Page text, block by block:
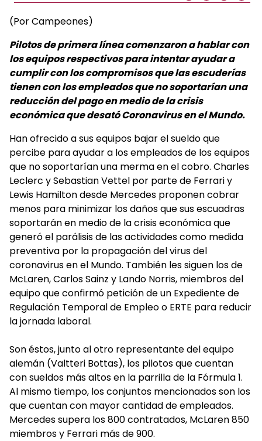
(Por Campeones)
Pilotos de primera línea comenzaron a hablar con
los equipos respectivos para intentar ayudar a
cumplir con los compromisos que las escuderías
tienen con los empleados que no soportarían una
reducción del pago en medio de la crisis
económica que desató Coronavirus en el Mundo.
Han ofrecido a sus equipos bajar el sueldo que
percibe para ayudar a los empleados de los equipos
que no soportarían una merma en el cobro. Charles
Leclerc y Sebastian Vettel por parte de Ferrari y
Lewis Hamilton desde Mercedes proponen cobrar
menos para minimizar los daños que sus escuadras
soportarán en medio de la crisis económica que
generó el parálisis de las actividades como medida
preventiva por la propagación del virus del
coronavirus en el Mundo. También les siguen los de
McLaren, Carlos Sainz y Lando Norris, miembros del
equipo que confirmó petición de un Expediente de
Regulación Temporal de Empleo o ERTE para reducir
la jornada laboral.
Son éstos, junto al otro representante del equipo
alemán (Valtteri Bottas), los pilotos que cuentan
con sueldos más altos en la parrilla de la Fórmula 1.
Al mismo tiempo, los conjuntos mencionados son los
que cuentan con mayor cantidad de empleados.
Mercedes supera los 800 contratados, McLaren 850
miembros y Ferrari más de 900.